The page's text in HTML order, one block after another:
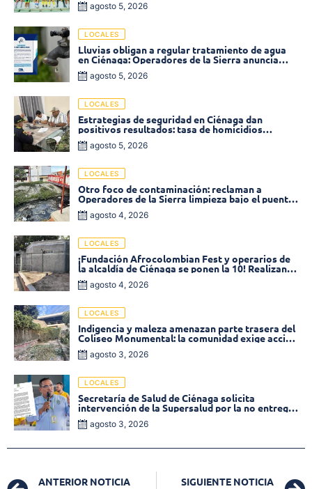
agosto 5, 2026
LOCALES
Lluvias obligan a regular tratamiento de agua
en Ciénaga: Operadores de la Sierra anuncia
baja presión en varios sectores
agosto 5, 2026
LOCALES
Estrategias de seguridad en Ciénaga dan
positivos resultados: tasa de homicidios
disminuyó un 58% en 2026
agosto 5, 2026
LOCALES
Otro foco de contaminación: reclaman a
Operadores de la Sierra limpieza bajo el puente
de la calle 19 con carrera 11
agosto 4, 2026
LOCALES
¡Fundación Afrocolombian Fest y operarios de
la alcaldía de Ciénaga se ponen la 10! Realizan
limpieza de la parte posterior del Coliseo
Monumental
agosto 4, 2026
LOCALES
Indigencia y maleza amenazan parte trasera del
Coliseo Monumental: la comunidad exige acción
inmediata!
agosto 3, 2026
LOCALES
Secretaría de Salud de Ciénaga solicita
intervención de la Supersalud por la no entrega
de medicamentos en las EPS
agosto 3, 2026
ANTERIOR NOTICIA SIGUIENTE NOTICIA